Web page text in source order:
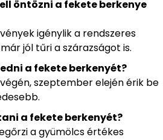
öntözni a fekete berkenye
igénylik a rendszeres
jól tűri a szárazságot is.
a fekete berkenyét?
szeptember elején érik be
a fekete berkenyét?
a gyümölcs értékes